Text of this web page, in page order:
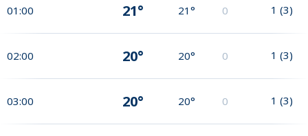
01:00 21° 21° 0 1 (3)
02:00 20° 20° 0 1 (3)
03:00 20° 20° 0 1 (3)